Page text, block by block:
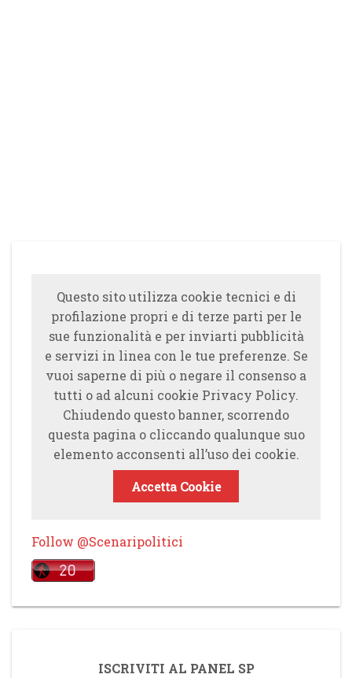
Questo sito utilizza cookie tecnici e di
profilazione propri e di terze parti per le
sue funzionalità e per inviarti pubblicità
e servizi in linea con le tue preferenze. Se
vuoi saperne di più o negare il consenso a
tutti o ad alcuni cookie Privacy Policy.
Chiudendo questo banner, scorrendo
questa pagina o cliccando qualunque suo
elemento acconsenti all’uso dei cookie.
Accetta Cookie
Follow @Scenaripolitici
ISCRIVITI AL PANEL SP